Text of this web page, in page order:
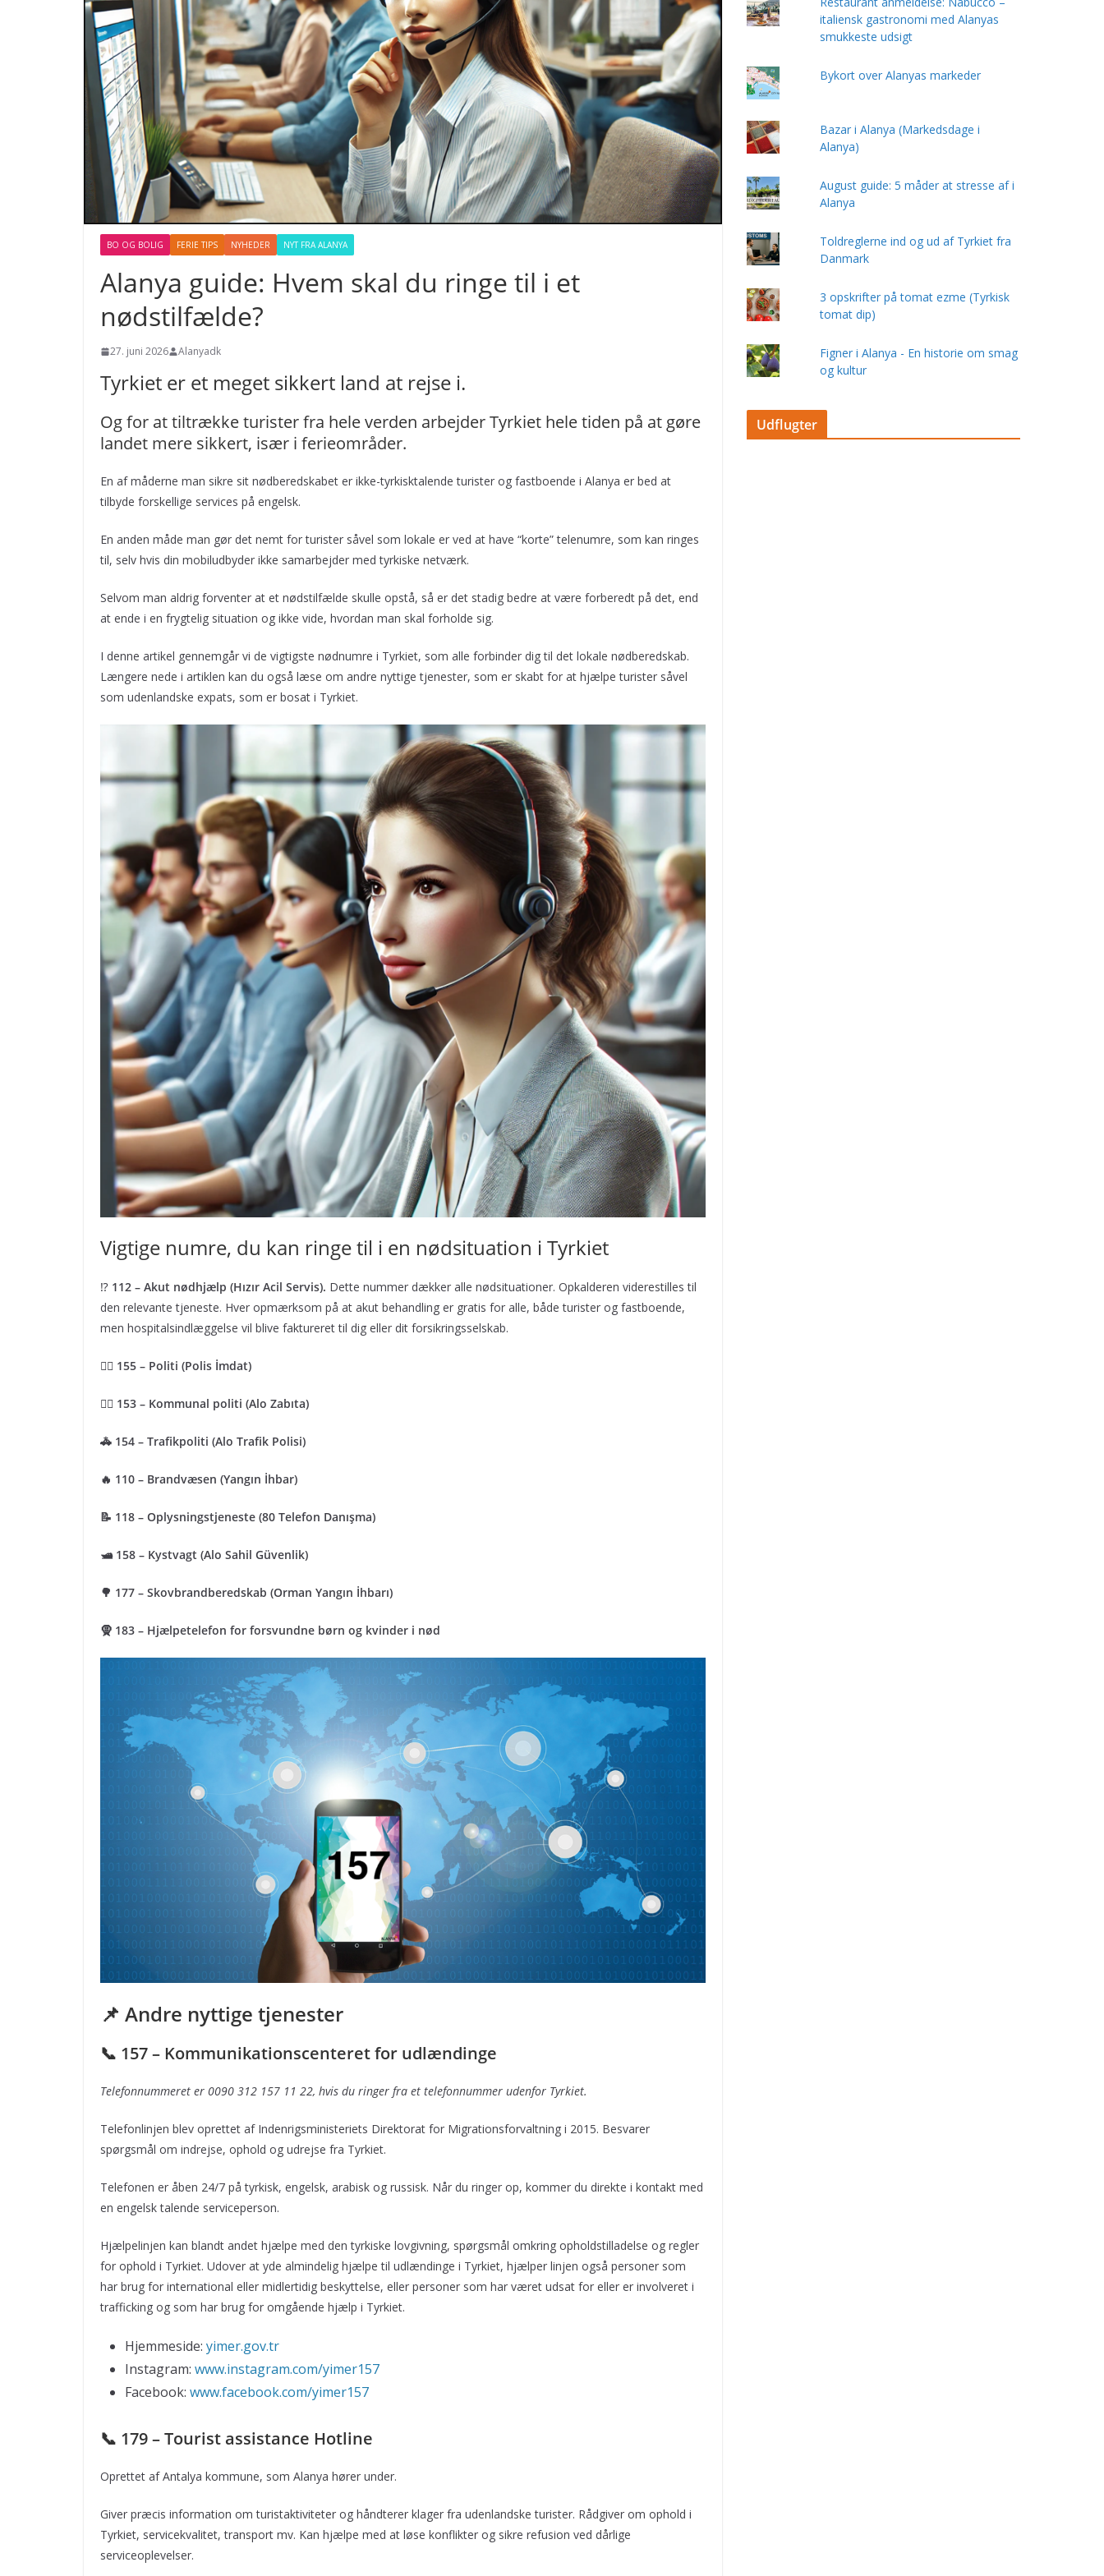
BO OG BOLIG FERIE TIPS NYHEDER NYT FRA ALANYA
Alanya guide: Hvem skal du ringe til i et
nødstilfælde?
27. juni 2026 Alanyadk
Tyrkiet er et meget sikkert land at rejse i.
Og for at tiltrække turister fra hele verden arbejder Tyrkiet hele tiden på at gøre
landet mere sikkert, især i ferieområder.
En af måderne man sikre sit nødberedskabet er ikke-tyrkisktalende turister og fastboende i Alanya er bed at
tilbyde forskellige services på engelsk.
En anden måde man gør det nemt for turister såvel som lokale er ved at have “korte” telenumre, som kan ringes
til, selv hvis din mobiludbyder ikke samarbejder med tyrkiske netværk.
Selvom man aldrig forventer at et nødstilfælde skulle opstå, så er det stadig bedre at være forberedt på det, end
at ende i en frygtelig situation og ikke vide, hvordan man skal forholde sig.
I denne artikel gennemgår vi de vigtigste nødnumre i Tyrkiet, som alle forbinder dig til det lokale nødberedskab.
Længere nede i artiklen kan du også læse om andre nyttige tjenester, som er skabt for at hjælpe turister såvel
som udenlandske expats, som er bosat i Tyrkiet.
Vigtige numre, du kan ringe til i en nødsituation i Tyrkiet
⁉️ 112 – Akut nødhjælp (Hızır Acil Servis). Dette nummer dækker alle nødsituationer. Opkalderen viderestilles til
den relevante tjeneste. Hver opmærksom på at akut behandling er gratis for alle, både turister og fastboende,
men hospitalsindlæggelse vil blive faktureret til dig eller dit forsikringsselskab.
👮‍♀️ 155 – Politi (Polis İmdat)
👩‍✈️ 153 – Kommunal politi (Alo Zabıta)
🚓 154 – Trafikpoliti (Alo Trafik Polisi)
🔥 110 – Brandvæsen (Yangın İhbar)
📝 118 – Oplysningstjeneste (80 Telefon Danışma)
🛥 158 – Kystvagt (Alo Sahil Güvenlik)
🌳 177 – Skovbrandberedskab (Orman Yangın İhbarı)
🧕 183 – Hjælpetelefon for forsvundne børn og kvinder i nød
📌 Andre nyttige tjenester
📞 157 – Kommunikationscenteret for udlændinge
Telefonnummeret er 0090 312 157 11 22, hvis du ringer fra et telefonnummer udenfor Tyrkiet.
Telefonlinjen blev oprettet af Indenrigsministeriets Direktorat for Migrationsforvaltning i 2015. Besvarer
spørgsmål om indrejse, ophold og udrejse fra Tyrkiet.
Telefonen er åben 24/7 på tyrkisk, engelsk, arabisk og russisk. Når du ringer op, kommer du direkte i kontakt med
en engelsk talende serviceperson.
Hjælpelinjen kan blandt andet hjælpe med den tyrkiske lovgivning, spørgsmål omkring opholdstilladelse og regler
for ophold i Tyrkiet. Udover at yde almindelig hjælpe til udlændinge i Tyrkiet, hjælper linjen også personer som
har brug for international eller midlertidig beskyttelse, eller personer som har været udsat for eller er involveret i
trafficking og som har brug for omgående hjælp i Tyrkiet.
Hjemmeside: yimer.gov.tr
Instagram: www.instagram.com/yimer157
Facebook: www.facebook.com/yimer157
📞 179 – Tourist assistance Hotline
Oprettet af Antalya kommune, som Alanya hører under.
Giver præcis information om turistaktiviteter og håndterer klager fra udenlandske turister. Rådgiver om ophold i
Tyrkiet, servicekvalitet, transport mv. Kan hjælpe med at løse konflikter og sikre refusion ved dårlige
serviceoplevelser.
italiensk gastronomi med Alanyas
smukkeste udsigt
Bykort over Alanyas markeder
Bazar i Alanya (Markedsdage i
Alanya)
August guide: 5 måder at stresse af i
Alanya
Toldreglerne ind og ud af Tyrkiet fra
Danmark
3 opskrifter på tomat ezme (Tyrkisk
tomat dip)
Figner i Alanya - En historie om smag
og kultur
Udflugter